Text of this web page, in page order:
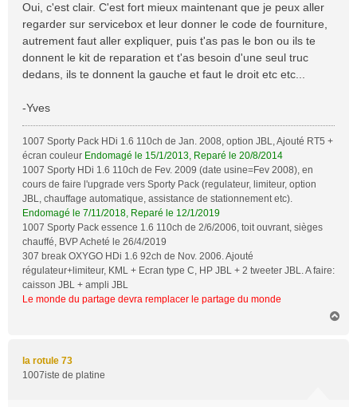
Oui, c'est clair. C'est fort mieux maintenant que je peux aller
regarder sur servicebox et leur donner le code de fourniture,
autrement faut aller expliquer, puis t'as pas le bon ou ils te
donnent le kit de reparation et t'as besoin d'une seul truc
dedans, ils te donnent la gauche et faut le droit etc etc...
-Yves
1007 Sporty Pack HDi 1.6 110ch de Jan. 2008, option JBL, Ajouté RT5 +
écran couleur Endomagé le 15/1/2013, Reparé le 20/8/2014
1007 Sporty HDi 1.6 110ch de Fev. 2009 (date usine=Fev 2008), en
cours de faire l'upgrade vers Sporty Pack (regulateur, limiteur, option
JBL, chauffage automatique, assistance de stationnement etc).
Endomagé le 7/11/2018, Reparé le 12/1/2019
1007 Sporty Pack essence 1.6 110ch de 2/6/2006, toit ouvrant, sièges
chauffé, BVP Acheté le 26/4/2019
307 break OXYGO HDi 1.6 92ch de Nov. 2006. Ajouté
régulateur+limiteur, KML + Ecran type C, HP JBL + 2 tweeter JBL. A faire:
caisson JBL + ampli JBL
Le monde du partage devra remplacer le partage du monde
la rotule 73
1007iste de platine